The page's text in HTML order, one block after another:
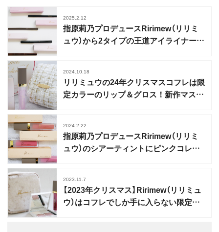
2025.2.12
指原莉乃プロデュースRirimew（リリミ
ュウ）から2タイプの王道アイライナーが
2024.10.18
リリミュウの24年クリスマスコフレは限
定カラーのリップ＆グロス！新作マスカ
2024.2.22
指原莉乃プロデュースRirimew（リリミ
ュウ）のシアーティントにピンクコレク
2023.11.7
【2023年クリスマス】Ririmew（リリミュ
ウ）はコフレでしか手に入らない限定カ